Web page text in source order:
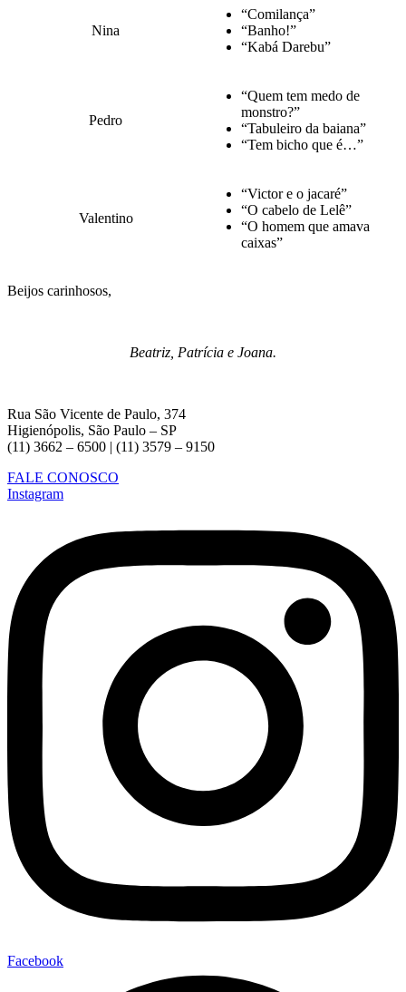
Nina
“Comilança”
“Banho!”
“Kabá Darebu”
Pedro
“Quem tem medo de
monstro?”
“Tabuleiro da baiana”
“Tem bicho que é…”
Valentino
“Victor e o jacaré”
“O cabelo de Lelê”
“O homem que amava
caixas”
Beijos carinhosos,
Beatriz, Patrícia e Joana.
Rua São Vicente de Paulo, 374
Higienópolis, São Paulo – SP
(11) 3662 – 6500 | (11) 3579 – 9150
FALE CONOSCO
Instagram
Facebook